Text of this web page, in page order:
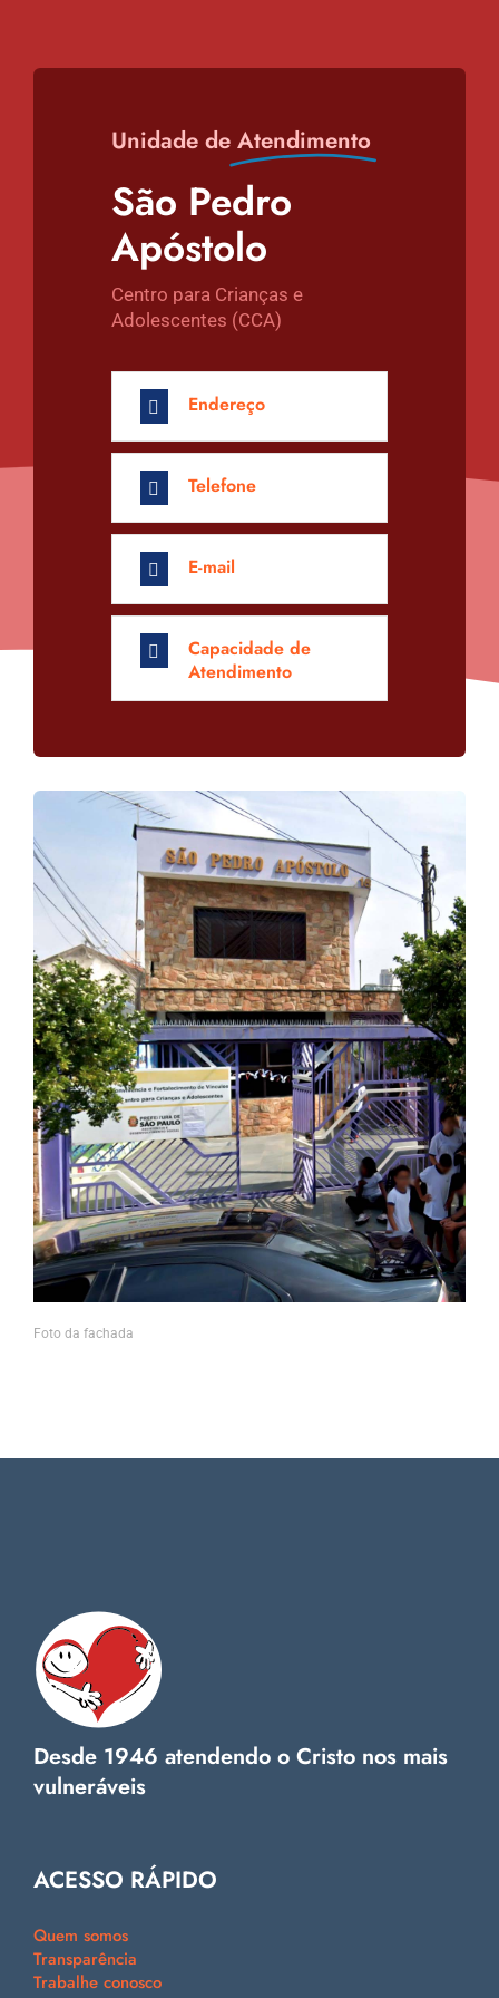
Unidade de Atendimento
São Pedro
Apóstolo
Centro para Crianças e
Adolescentes (CCA)
Endereço
Telefone
E-mail
Capacidade de
Atendimento
Foto da fachada
Desde 1946 atendendo o Cristo nos mais
vulneráveis
ACESSO RÁPIDO
Quem somos
Transparência
Trabalhe conosco